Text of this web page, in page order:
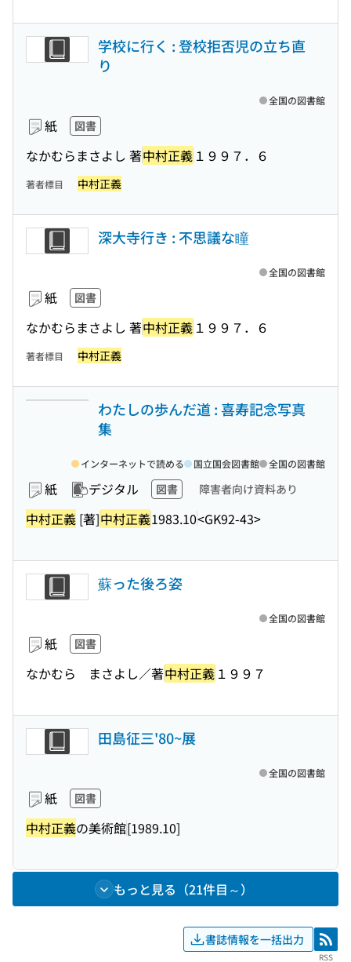
学校に行く : 登校拒否児の立ち直
り
紙 図書
なかむらまさよし 著中村正義 １９９７．６
全国の図書館
著者標目 中村正義
深大寺行き : 不思議な瞳
紙 図書
なかむらまさよし 著中村正義 １９９７．６
全国の図書館
著者標目 中村正義
わたしの歩んだ道 : 喜寿記念写真
集
紙 デジタル 図書 障害者向け資料あり
中村正義 [著]中村正義1983.10<GK92-43>
インターネットで読める 国立国会図書館 全国の図書館
蘇った後ろ姿
紙 図書
なかむら まさよし／著中村正義 １９９７
全国の図書館
田島征三'80~展
紙 図書
中村正義の美術館[1989.10]
全国の図書館
もっと見る（21件目～）
書誌情報を一括出力 RSS
RSS